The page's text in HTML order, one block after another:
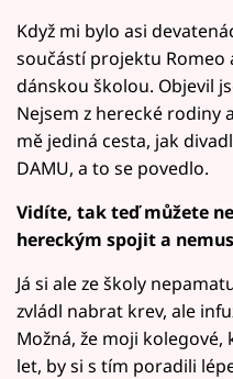
Když mi bylo asi
součástí projektu Romeo
dánskou školou. Objevil
Nejsem z herecké rodiny
mě jediná cesta, jak
DAMU, a to se povedlo.
Vidíte, tak teď můžete
hereckým spojit a
Já si ale ze školy
zvládl nabrat krev, ale
Možná, že moji
let, by si s tím poradili